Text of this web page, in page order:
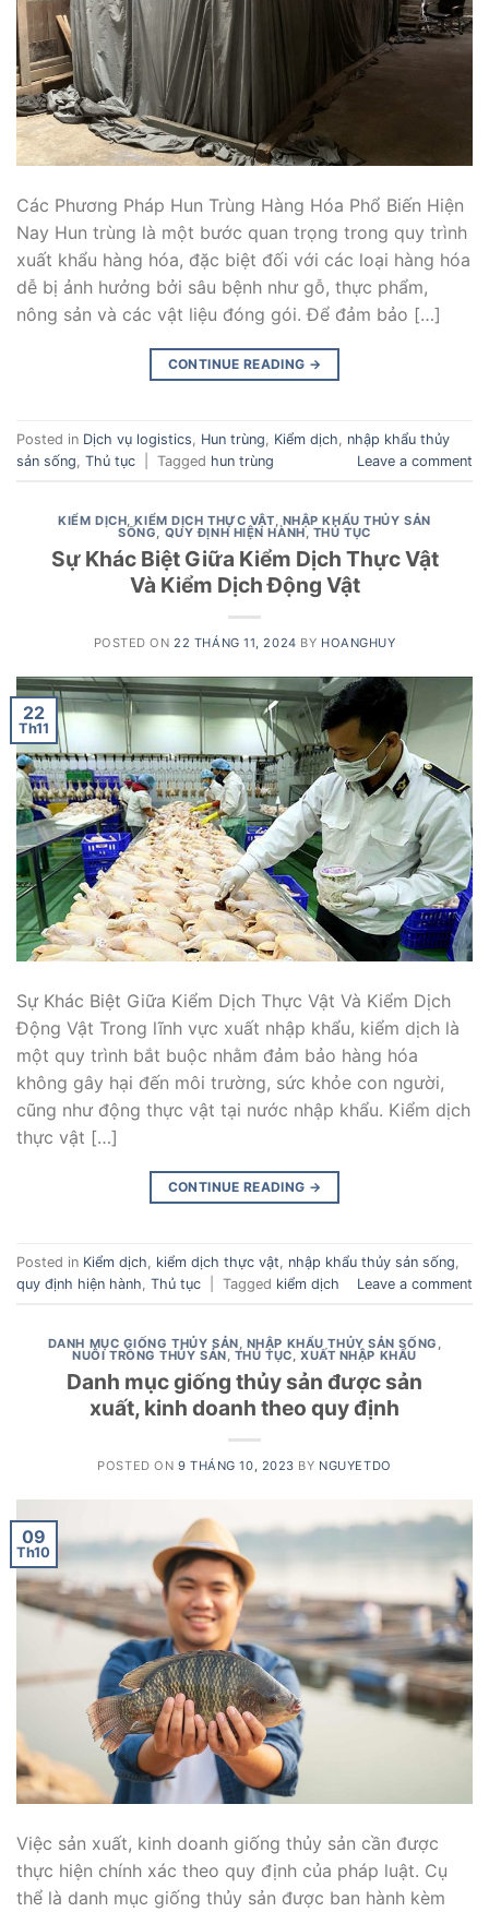
Các Phương Pháp Hun Trùng Hàng Hóa Phổ Biến Hiện
Nay Hun trùng là một bước quan trọng trong quy trình
xuất khẩu hàng hóa, đặc biệt đối với các loại hàng hóa
dễ bị ảnh hưởng bởi sâu bệnh như gỗ, thực phẩm,
nông sản và các vật liệu đóng gói. Để đảm bảo […]
CONTINUE READING →
Posted in Dịch vụ logistics Hun trùng Kiểm dịch
nhập khẩu thủy
sản sống Thủ tục Tagged hun trùng Leave a comment
KIỂM DỊCH,KIỂM DỊCH THỰC VẬT, NHẬP KHẨU THỦY SẢN
SỐNG, QUY ĐỊNH HIỆN HÀNH, THỦ TỤC
Sự Khác Biệt Giữa Kiểm Dịch Thực Vật
Và Kiểm Dịch Động Vật
POSTED ON22 THÁNG 11, 2024 BY HOANGHUY
22
Th11
Sự Khác Biệt Giữa Kiểm Dịch Thực Vật Và Kiểm Dịch
Động Vật Trong lĩnh vực xuất nhập khẩu, kiểm dịch là
một quy trình bắt buộc nhằm đảm bảo hàng hóa
không gây hại đến môi trường, sức khỏe con người,
cũng như động thực vật tại nước nhập khẩu. Kiểm dịch
thực vật […]
CONTINUE READING →
Posted in Kiểm dịch kiểm dịch thực vật nhập khẩu thủy sản sống
quy định hiện hành Thủ tục Tagged kiểm dịch Leave a comment
DANH MỤC GIỐNG THỦY SẢN, NHẬP KHẨU THỦY SẢN SỐNG ,
NUÔI TRỒNG THỦY SẢN, THỦ TỤC, XUẤT NHẬP KHẨU
Danh mục giống thủy sản được sản
xuất, kinh doanh theo quy định
POSTED ON 9 THÁNG 10, 2023 BY NGUYETDO
09
Th10
Việc sản xuất, kinh doanh giống thủy sản cần được
thực hiện chính xác theo quy định của pháp luật. Cụ
thể là danh mục giống thủy sản được ban hành kèm